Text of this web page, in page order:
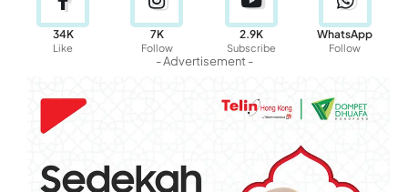
34K
Like
7K
Follow
2.9K
Subscribe
WhatsApp
Follow
- Advertisement -